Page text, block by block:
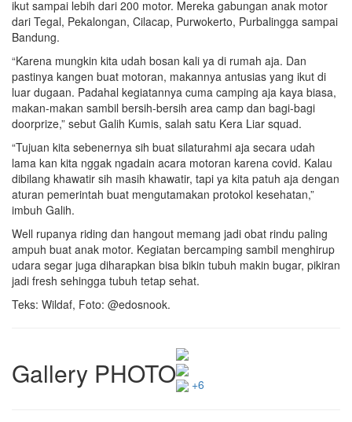
ikut sampai lebih dari 200 motor. Mereka gabungan anak motor
dari Tegal, Pekalongan, Cilacap, Purwokerto, Purbalingga sampai
Bandung.
“Karena mungkin kita udah bosan kali ya di rumah aja. Dan
pastinya kangen buat motoran, makannya antusias yang ikut di
luar dugaan. Padahal kegiatannya cuma camping aja kaya biasa,
makan-makan sambil bersih-bersih area camp dan bagi-bagi
doorprize,” sebut Galih Kumis, salah satu Kera Liar squad.
“Tujuan kita sebenernya sih buat silaturahmi aja secara udah
lama kan kita nggak ngadain acara motoran karena covid. Kalau
dibilang khawatir sih masih khawatir, tapi ya kita patuh aja dengan
aturan pemerintah buat mengutamakan protokol kesehatan,”
imbuh Galih.
Well rupanya riding dan hangout memang jadi obat rindu paling
ampuh buat anak motor. Kegiatan bercamping sambil menghirup
udara segar juga diharapkan bisa bikin tubuh makin bugar, pikiran
jadi fresh sehingga tubuh tetap sehat.
Teks: Wildaf, Foto: @edosnook.
Gallery PHOTO +6